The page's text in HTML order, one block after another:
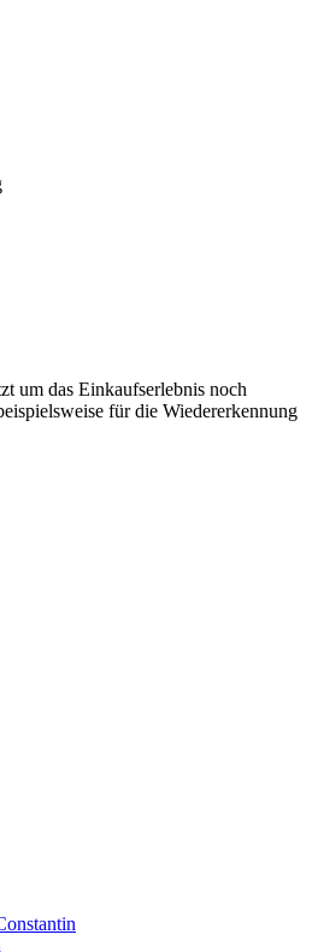
um das Einkaufserlebnis noch
für die Wiedererkennung